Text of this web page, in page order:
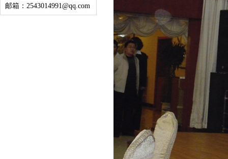
邮箱： 2543014991@qq.com